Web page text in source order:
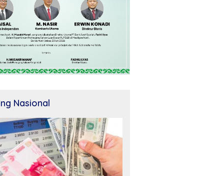
Nasional